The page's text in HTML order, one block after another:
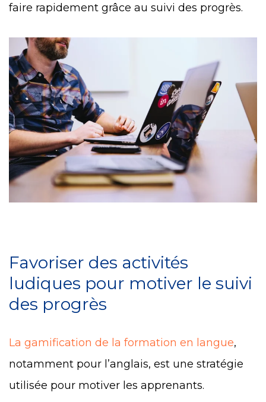
faire rapidement grâce au suivi des progrès.
Favoriser des activités
ludiques pour motiver le suivi
des progrès
La gamification de la formation en langue,
notamment pour l’anglais, est une stratégie
utilisée pour motiver les apprenants.